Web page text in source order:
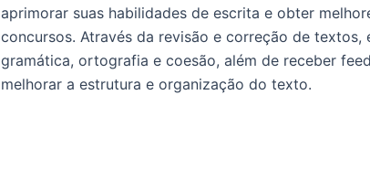
aprimorar suas habilidades de escrita e obter
concursos. Através da revisão e correção de
gramática, ortografia e coesão, além de receber
melhorar a estrutura e organização do texto.